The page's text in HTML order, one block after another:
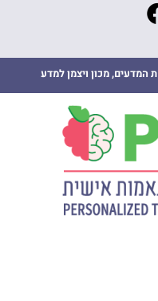
מכון ויצמן למדע